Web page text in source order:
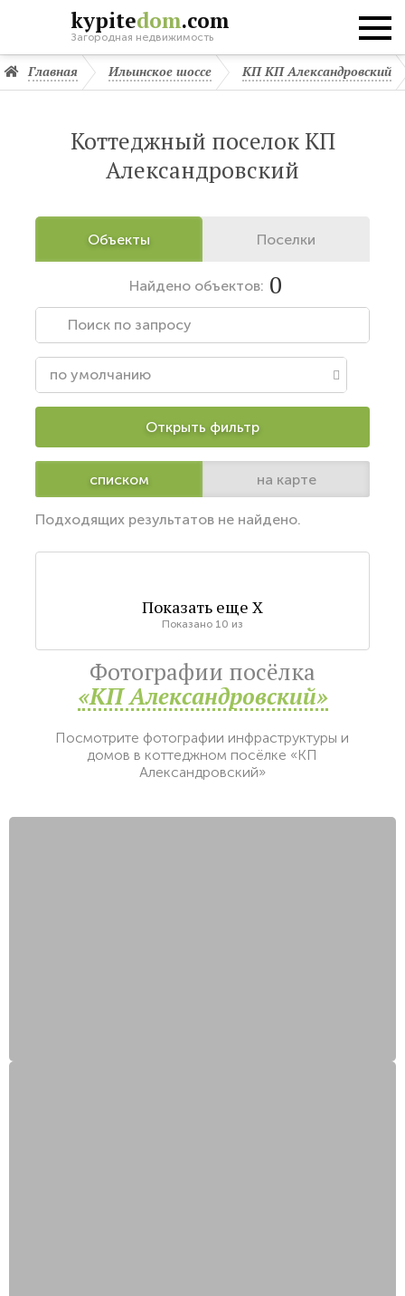
kypitedom.com
Загородная недвижимость
Главная Ильинское шоссе КП КП Александровский
Коттеджный поселок КП
Александровский
Объекты Поселки
Найденообъектов: 0
Открыть фильтр
списком на карте
Подходящих результатов не найдено.
Показать еще X
Показано 10 из
Фотографии посёлка
«КП Александровский»
Посмотрите фотографии инфраструктуры и
домов в коттеджном посёлке «КП
Александровский»